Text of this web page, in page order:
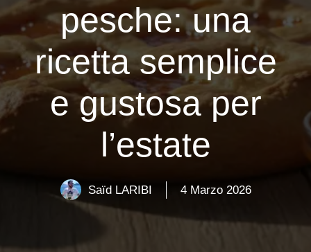
pesche: una
ricetta semplice
e gustosa per
l’estate
Saïd LARIBI 4 Marzo 2026